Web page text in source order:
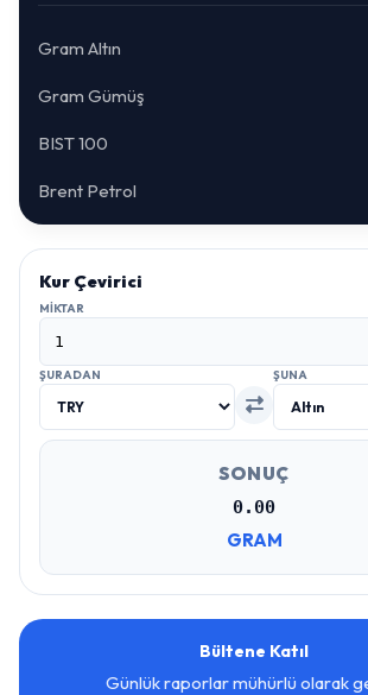
Gram Altın
Gram Gümüş
BIST 100
Brent Petrol
Kur Çevirici
MIKTAR
ŞURADAN ŞUNA
SONUÇ
0.00
GRAM
Bültene Katıl
Günlük raporlar mühürlü olarak